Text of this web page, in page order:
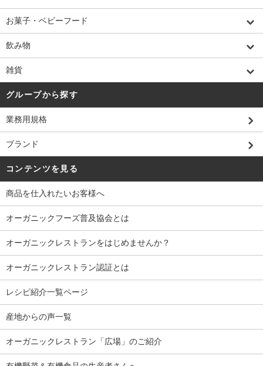
お菓子・ベビーフード
飲み物
雑貨
グループから探す
業務用規格
ブランド
コンテンツを見る
商品を仕入れたいお客様へ
オーガニックフーズ普及協会とは
オーガニックレストランをはじめませんか？
オーガニックレストラン認証とは
レシピ紹介一覧ページ
産地からの声一覧
オーガニックレストラン「広場」のご紹介